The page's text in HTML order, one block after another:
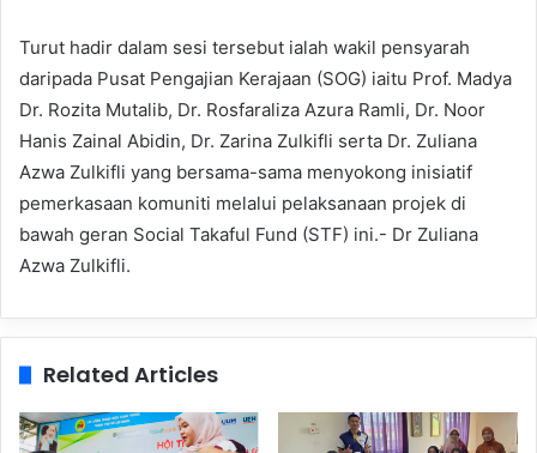
Turut hadir dalam sesi tersebut ialah wakil pensyarah
daripada Pusat Pengajian Kerajaan (SOG) iaitu Prof. Madya
Dr. Rozita Mutalib, Dr. Rosfaraliza Azura Ramli, Dr. Noor
Hanis Zainal Abidin, Dr. Zarina Zulkifli serta Dr. Zuliana
Azwa Zulkifli yang bersama-sama menyokong inisiatif
pemerkasaan komuniti melalui pelaksanaan projek di
bawah geran Social Takaful Fund (STF) ini.- Dr Zuliana
Azwa Zulkifli.
Related Articles